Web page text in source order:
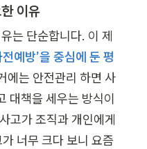
이유
는 단순합니다. 이 제
전예방’을 중심에 둔 평
에는 안전관리 하면 사
대책을 세우는 방식이
고가 조직과 개인에게
너무 크다 보니 요즘